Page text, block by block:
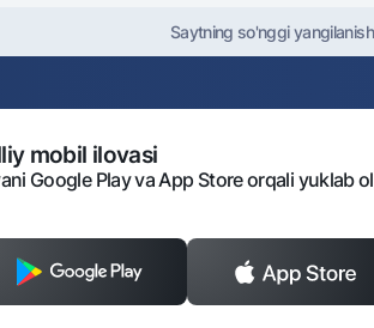
Saytning so'nggi
mobil ilovasi
Google Play va App Store orqali yuklab